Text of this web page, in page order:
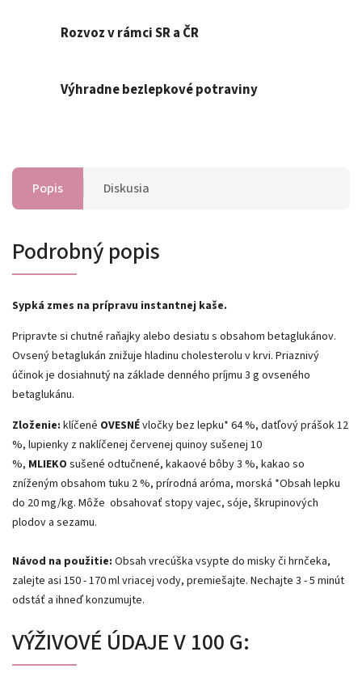
Rozvoz v rámci SR a ČR
Výhradne bezlepkové potraviny
Popis Diskusia
Podrobný popis
Sypká zmes na prípravu instantnej kaše.
Pripravte si chutné raňajky alebo desiatu s obsahom betaglukánov.
Ovsený betaglukán znižuje hladinu cholesterolu v krvi. Priaznivý
účinok je dosiahnutý na základe denného príjmu 3 g ovseného
betaglukánu.
Zloženie: klíčené OVESNÉvločky bez lepku* 64 %, datľový prášok 12
%, lupienky z naklíčenej červenej quinoy sušenej 10
%, MLIEKO sušené odtučnené, kakaové bôby 3 %, kakao so
zníženým obsahom tuku 2 %, prírodná aróma, morská *Obsah lepku
do 20 mg/kg. Môže obsahovať stopy vajec, sóje, škrupinových
plodov a sezamu.
Návod na použitie: Obsah vrecúška vsypte do misky či hrnčeka,
zalejte asi 150 - 170 ml vriacej vody, premiešajte. Nechajte 3 - 5 minút
odstáť a ihneď konzumujte.
VÝŽIVOVÉ ÚDAJE V 100 G: